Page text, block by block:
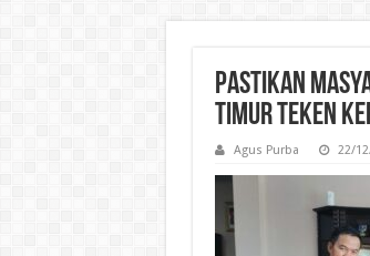
Pastikan
Timur Teken
Agus Purba 22/